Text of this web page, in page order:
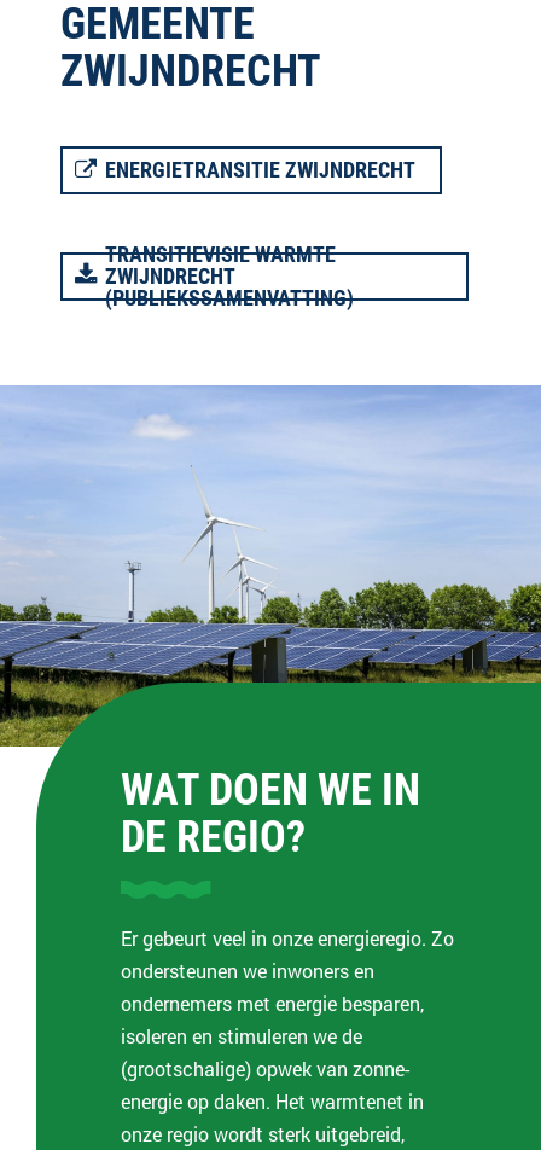
GEMEENTE
ZWIJNDRECHT
ENERGIETRANSITIE ZWIJNDRECHT
TRANSITIEVISIE WARMTE
ZWIJNDRECHT
(PUBLIEKSSAMENVATTING)
WAT DOEN WE IN
DE REGIO?
Er gebeurt veel in onze energieregio. Zo
ondersteunen we inwoners en
ondernemers met energie besparen,
isoleren en stimuleren we de
(grootschalige) opwek van zonne-
energie op daken. Het warmtenet in
onze regio wordt sterk uitgebreid,